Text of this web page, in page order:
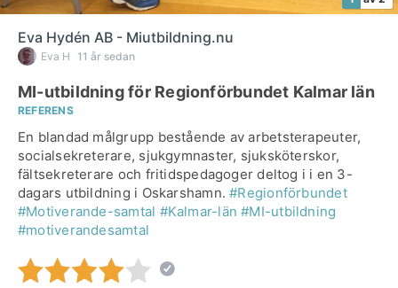
Eva Hydén AB - Miutbildning.nu
Eva H 11 år sedan
MI-utbildning för Regionförbundet Kalmar län
REFERENS
En blandad målgrupp bestående av arbetsterapeuter,
socialsekreterare, sjukgymnaster, sjuksköterskor,
fältsekreterare och fritidspedagoger deltog i i en 3-
dagars utbildning i Oskarshamn.#Regionförbundet
#Motiverande-samtal #Kalmar-län #MI-utbildning
#motiverandesamtal